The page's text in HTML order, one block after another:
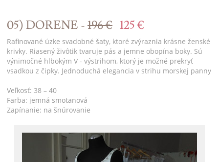
05) DORENE -196 € 125 €
Rafinované úzke svadobné šaty, ktoré zvýraznia krásne ženské
krivky. Riasený živôtik tvaruje pás a jemne obopína boky. Sú
výnimočné hlbokým V - výstrihom, ktorý je možné prekryť
vsadkou z čipky. Jednoduchá elegancia v strihu morskej panny
Veľkosť: 38 – 40
Farba: jemná smotanová
Zapínanie: na šnúrovanie